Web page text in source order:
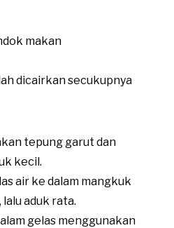
makan
dicairkan secukupnya
tepung garut dan
kecil.
air ke dalam mangkuk
aduk rata.
gelas menggunakan